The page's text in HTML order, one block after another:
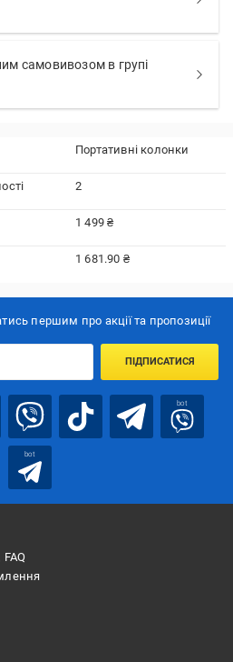
самовивозом в групі
Портативні колонки
2
1 499 ₴
1 681.90 ₴
першим про акції та пропозиції
ПІДПИСАТИСЯ
bot
bot